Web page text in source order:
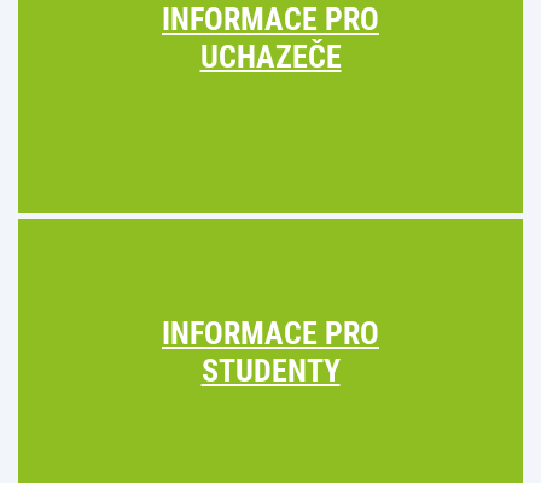
INFORMACE PRO
UCHAZEČE
INFORMACE PRO
STUDENTY